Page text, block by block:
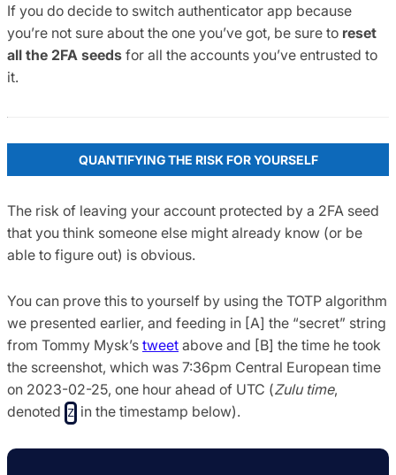
If you do decide to switch authenticator app because
you’re not sure about the one you’ve got, be sure to reset
all the 2FA seeds for all the accounts you’ve entrusted to
it.
QUANTIFYING THE RISK FOR YOURSELF
The risk of leaving your account protected by a 2FA seed
that you think someone else might already know (or be
able to figure out) is obvious.
You can prove this to yourself by using the TOTP algorithm
we presented earlier, and feeding in [A] the “secret” string
from Tommy Mysk’s tweet above and [B] the time he took
the screenshot, which was 7:36pm Central European time
on 2023-02-25, one hour ahead of UTC (Zulu time,
denoted Z in the timestamp below).